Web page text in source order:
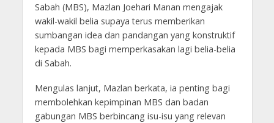
Sabah (MBS), Mazlan Joehari Manan mengajak
wakil-wakil belia supaya terus memberikan
sumbangan idea dan pandangan yang konstruktif
kepada MBS bagi memperkasakan lagi belia-belia
di Sabah.
Mengulas lanjut, Mazlan berkata, ia penting bagi
membolehkan kepimpinan MBS dan badan
gabungan MBS berbincang isu-isu yang relevan